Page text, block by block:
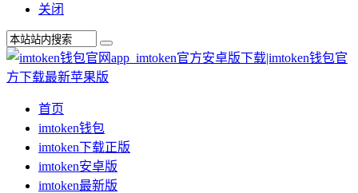
关闭
首页
imtoken钱包
imtoken下载正版
imtoken安卓版
imtoken最新版